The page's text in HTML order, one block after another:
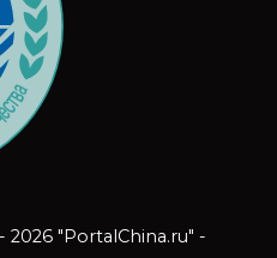
"PortalChina.ru" -